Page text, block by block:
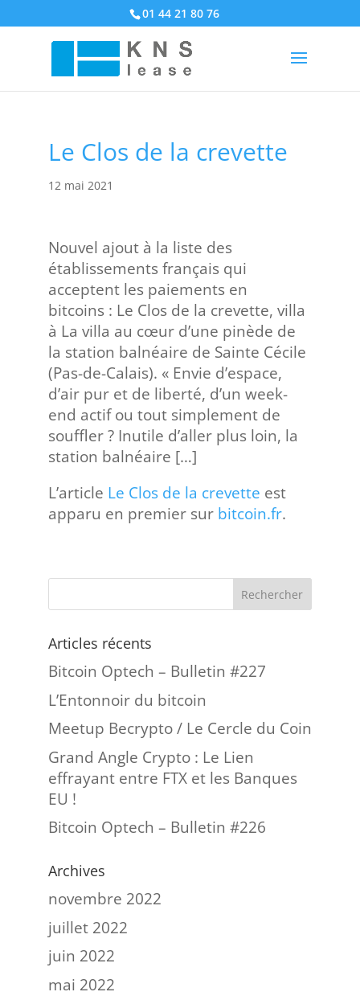
01 44 21 80 76
Le Clos de la crevette
12 mai 2021
Nouvel ajout à la liste des
établissements français qui
acceptent les paiements en
bitcoins : Le Clos de la crevette, villa
à La villa au cœur d’une pinède de
la station balnéaire de Sainte Cécile
(Pas-de-Calais). « Envie d’espace,
d’air pur et de liberté, d’un week-
end actif ou tout simplement de
souffler ? Inutile d’aller plus loin, la
station balnéaire […]
L’article Le Clos de la crevette est
apparu en premier sur bitcoin.fr.
Articles récents
Bitcoin Optech – Bulletin #227
L’Entonnoir du bitcoin
Meetup Becrypto / Le Cercle du Coin
Grand Angle Crypto : Le Lien
effrayant entre FTX et les Banques
EU !
Bitcoin Optech – Bulletin #226
Archives
novembre 2022
juillet 2022
juin 2022
mai 2022